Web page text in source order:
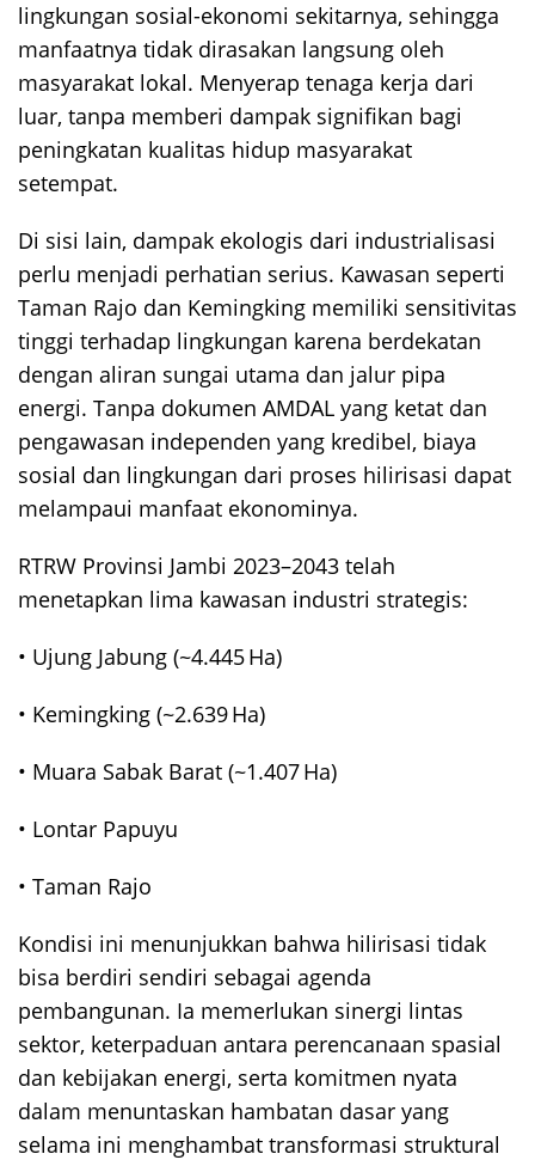
lingkungan sosial-ekonomi sekitarnya, sehingga
manfaatnya tidak dirasakan langsung oleh
masyarakat lokal. Menyerap tenaga kerja dari
luar, tanpa memberi dampak signifikan bagi
peningkatan kualitas hidup masyarakat
setempat.
Di sisi lain, dampak ekologis dari industrialisasi
perlu menjadi perhatian serius. Kawasan seperti
Taman Rajo dan Kemingking memiliki sensitivitas
tinggi terhadap lingkungan karena berdekatan
dengan aliran sungai utama dan jalur pipa
energi. Tanpa dokumen AMDAL yang ketat dan
pengawasan independen yang kredibel, biaya
sosial dan lingkungan dari proses hilirisasi dapat
melampaui manfaat ekonominya.
RTRW Provinsi Jambi 2023–2043 telah
menetapkan lima kawasan industri strategis:
• Ujung Jabung (~4.445 Ha)
• Kemingking (~2.639 Ha)
• Muara Sabak Barat (~1.407 Ha)
• Lontar Papuyu
• Taman Rajo
Kondisi ini menunjukkan bahwa hilirisasi tidak
bisa berdiri sendiri sebagai agenda
pembangunan. Ia memerlukan sinergi lintas
sektor, keterpaduan antara perencanaan spasial
dan kebijakan energi, serta komitmen nyata
dalam menuntaskan hambatan dasar yang
selama ini menghambat transformasi struktural